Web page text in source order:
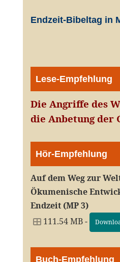
Endzeit-Bibeltag in
Lese-Empfehlung
Die Angriffe des
die Anbetung der
Hör-Empfehlung
Auf dem Weg zur
Ökumenische
Endzeit (MP 3)
111.54 MB -
Buch-Empfehlung